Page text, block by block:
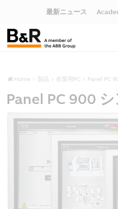
最新ニュース
Home 製品 産業用PC Panel PC
Panel PC 900